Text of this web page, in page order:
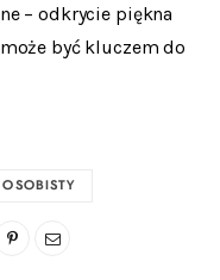
– odkrycie piękna
być kluczem do
OSOBISTY